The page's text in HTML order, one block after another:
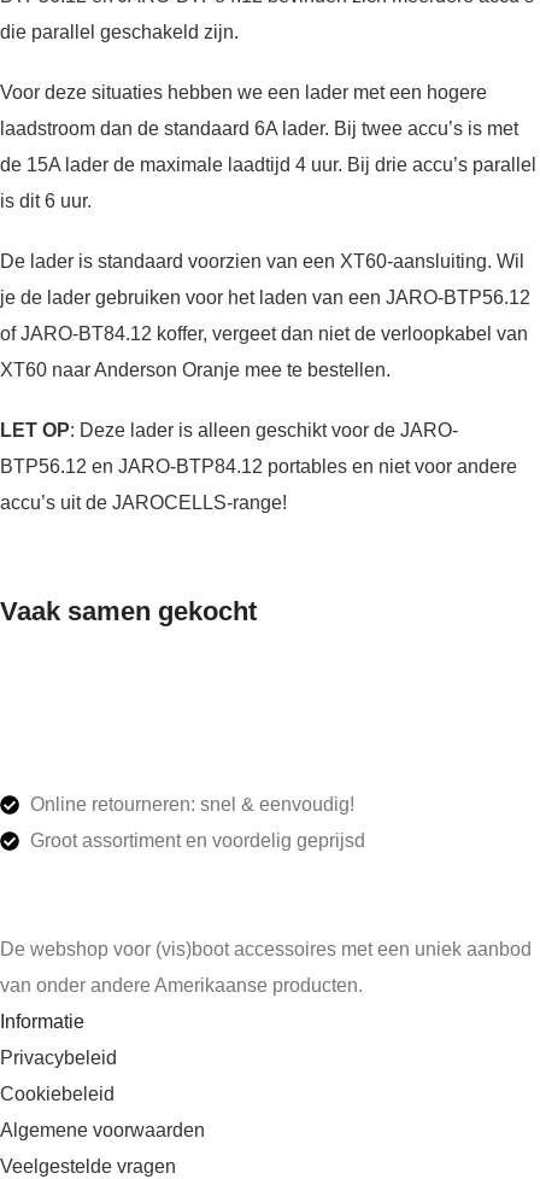
die parallel geschakeld zijn.
Voor deze situaties hebben we een lader met een hogere
laadstroom dan de standaard 6A lader. Bij twee accu’s is met
de 15A lader de maximale laadtijd 4 uur. Bij drie accu’s parallel
is dit 6 uur.
De lader is standaard voorzien van een XT60-aansluiting. Wil
je de lader gebruiken voor het laden van een JARO-BTP56.12
of JARO-BT84.12 koffer, vergeet dan niet de verloopkabel van
XT60 naar Anderson Oranje mee te bestellen.
LET OP: Deze lader is alleen geschikt voor de JARO-
BTP56.12 en JARO-BTP84.12 portables en niet voor andere
accu’s uit de JAROCELLS-range!
Vaak samen gekocht
Online retourneren: snel & eenvoudig!
Groot assortiment en voordelig geprijsd
De webshop voor (vis)boot accessoires met een uniek aanbod
van onder andere Amerikaanse producten.
Informatie
Privacybeleid
Cookiebeleid
Algemene voorwaarden
Veelgestelde vragen